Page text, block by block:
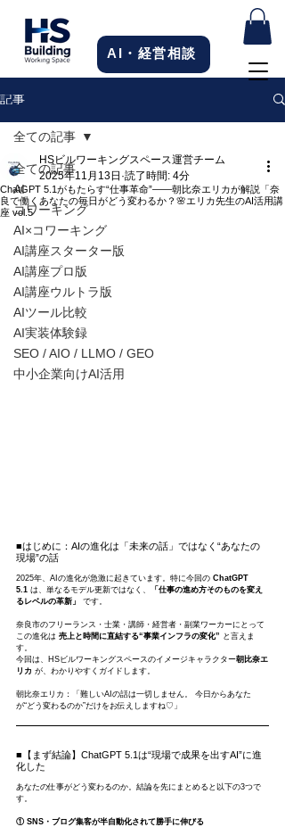
AI・経営相談
記事
全ての記事
AI
コワーキング
AI×コワーキング
AI講座スターター版
AI講座プロ版
AI講座ウルトラ版
AIツール比較
AI実装体験録
SEO / AIO / LLMO / GEO
中小企業向けAI活用
全ての記事
ChatGPT 5.1がもたらす“仕事革命”——朝比奈エリカが解説「奈
良で働くあなたの毎日がどう変わるか？🌸エリカ先生のAI活用講
座 vol.5
HSビルワーキングスペース運営チーム
2025年11月13日 読了時間: 4分
■はじめに：AIの進化は「未来の話」ではなく“あなたの
現場”の話
2025年、AIの進化が急激に起きています。特に今回の ChatGPT
5.1 は、単なるモデル更新ではなく、
「仕事の進め方そのものを変え
るレベルの革新」
です。
奈良市のフリーランス・士業・講師・経営者・副業ワーカーにとって
この進化は 売上と時間に直結する“事業インフラの変化” と言えま
す。
今回は、HSビルワーキングスペースのイメージキャラクター朝比奈エ
リカ が、わかりやすくガイドします。
朝比奈エリカ：「難しいAIの話は一切しません。 今日からあなた
が“どう変わるのか”だけをお伝えしますね♡」
■【まず結論】ChatGPT 5.1は“現場で成果を出すAI”に進
化した
あなたの仕事がどう変わるのか。結論を先にまとめると以下の3つで
す。
① SNS・ブログ集客が半自動化されて勝手に伸びる